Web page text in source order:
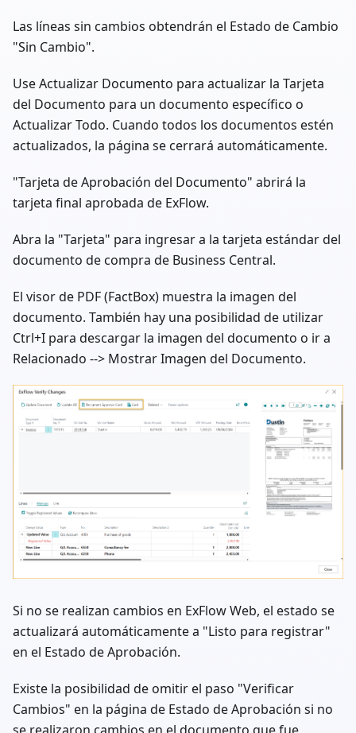
Las líneas sin cambios obtendrán el Estado de Cambio
"Sin Cambio".
Use Actualizar Documento para actualizar la Tarjeta
del Documento para un documento específico o
Actualizar Todo. Cuando todos los documentos estén
actualizados, la página se cerrará automáticamente.
"Tarjeta de Aprobación del Documento" abrirá la
tarjeta final aprobada de ExFlow.
Abra la "Tarjeta" para ingresar a la tarjeta estándar del
documento de compra de Business Central.
El visor de PDF (FactBox) muestra la imagen del
documento. También hay una posibilidad de utilizar
Ctrl+I para descargar la imagen del documento o ir a
Relacionado --> Mostrar Imagen del Documento.
Si no se realizan cambios en ExFlow Web, el estado se
actualizará automáticamente a "Listo para registrar"
en el Estado de Aprobación.
Existe la posibilidad de omitir el paso "Verificar
Cambios" en la página de Estado de Aprobación si no
se realizaron cambios en el documento que fue